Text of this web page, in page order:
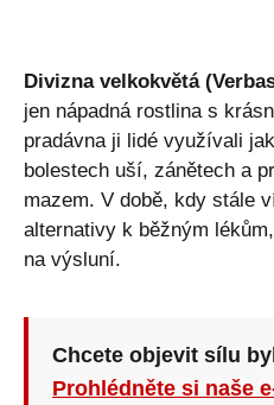
Divizna velkokvětá
jen nápadná rostlina s
pradávna ji lidé využívali
bolestech uší, zánětech a
mazem. V době, kdy stále
alternativy k běžným
na výsluní.
Chcete objevit sílu
Prohlédněte si naše